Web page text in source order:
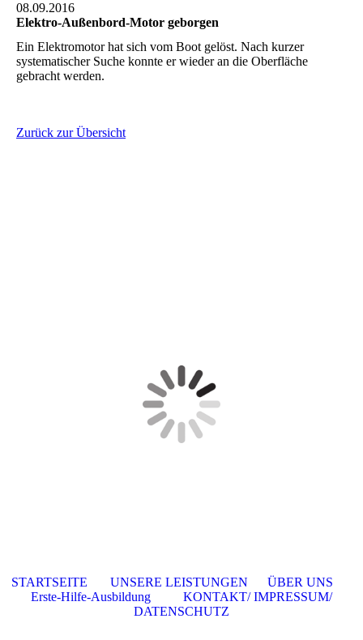
08.09.2016
Elektro-Außenbord-Motor geborgen
Ein Elektromotor hat sich vom Boot gelöst. Nach kurzer
systematischer Suche konnte er wieder an die Oberfläche
gebracht werden.
Zurück zur Übersicht
STARTSEITE UNSERE LEISTUNGEN
ÜBER UNS
Erste-Hilfe-Ausbildung
KONTAKT/ IMPRESSUM/
DATENSCHUTZ